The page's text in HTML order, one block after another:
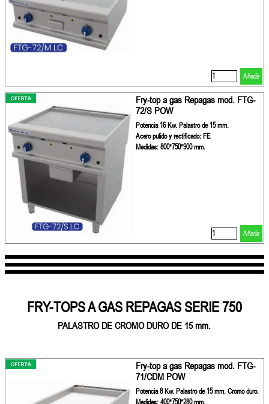
Añadir
Fry-top a gas Repagas mod. FTG-
72/S POW
Potencia 16 Kw. Palastro de 15 mm.
Acero pulido y rectificado: FE
Medidas: 800*750*900 mm.
Añadir
FRY-TOPS A GAS REPAGAS SERIE 750
PALASTRO DE CROMO DURO DE 15 mm.
Fry-top a gas Repagas mod. FTG-
71/CDM POW
Potencia 8 Kw. Palastro de 15 mm. Cromo duro.
Medidas: 400*750*280 mm.